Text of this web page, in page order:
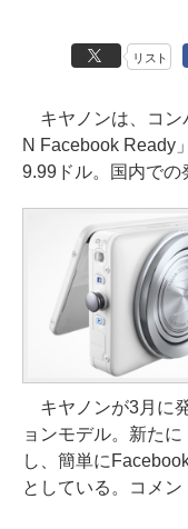
リスト
キヤノンは、コン
N Facebook Ready
9.99ドル。国内での
キヤノンが3月に
ョンモデル。新た
し、簡単に
としている。コメン